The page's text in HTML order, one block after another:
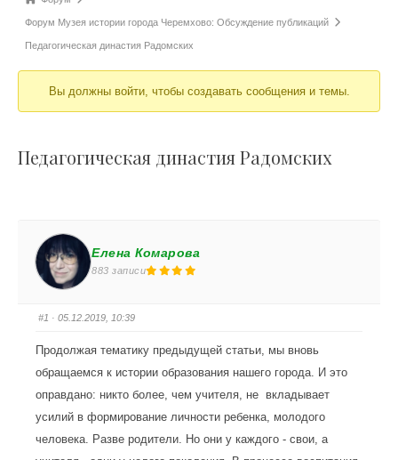
Форум Музея истории города Черемхово: Обсуждение публикаций
Педагогическая династия Радомских
Вы должны войти, чтобы создавать сообщения и темы.
Педагогическая династия Радомских
Елена Комарова
883 записи
#1 · 05.12.2019, 10:39
Продолжая тематику предыдущей статьи, мы вновь
обращаемся к истории образования нашего города. И это
оправдано: никто более, чем учителя, не вкладывает
усилий в формирование личности ребенка, молодого
человека. Разве родители. Но они у каждого - свои, а